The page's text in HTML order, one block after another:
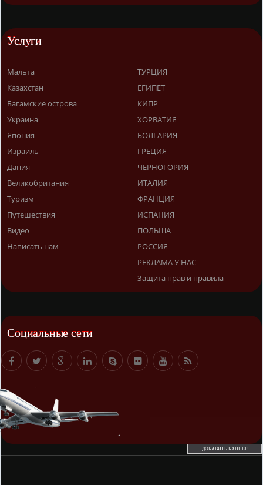
Услуги
Мальта
Казахстан
Багамские острова
Украина
Япония
Израиль
Дания
Великобритания
Туризм
Путешествия
Видео
Написать нам
ТУРЦИЯ
ЕГИПЕТ
КИПР
ХОРВАТИЯ
БОЛГАРИЯ
ГРЕЦИЯ
ЧЕРНОГОРИЯ
ИТАЛИЯ
ФРАНЦИЯ
ИСПАНИЯ
ПОЛЬША
РОССИЯ
РЕКЛАМА У НАС
Защита прав и правила
Социальные сети
ДОБАВИТЬ БАННЕР